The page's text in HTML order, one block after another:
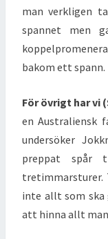
man verkligen
spannet men
bakom ett spann.
För övrigt har vi
en Australiensk
undersöker
preppat
tretimmarsturer.
inte allt som ska
att hinna allt